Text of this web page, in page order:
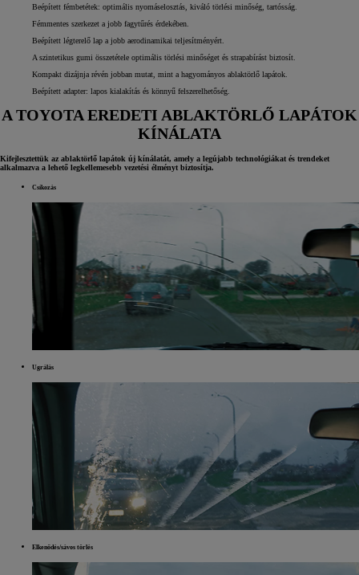
Beépített fémbetétek: optimális nyomáselosztás, kiváló törlési minőség, tartósság.
Fémmentes szerkezet a jobb fagytűrés érdekében.
Beépített légterelő lap a jobb aerodinamikai teljesítményért.
A szintetikus gumi összetétele optimális törlési minőséget és strapabírást biztosít.
Kompakt dizájnja révén jobban mutat, mint a hagyományos ablaktörlő lapátok.
Beépített adapter: lapos kialakítás és könnyű felszerelhetőség.
A TOYOTA EREDETI ABLAKTÖRLŐ LAPÁTOK
KÍNÁLATA
Kifejlesztettük az ablaktörlő lapátok új kínálatát, amely a legújabb technológiákat és trendeket
alkalmazva a lehető legkellemesebb vezetési élményt biztosítja.
Csíkozás
Ugrálás
Elkenődés/sávos törlés